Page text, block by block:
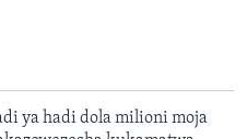
ya hadi dola milioni moja